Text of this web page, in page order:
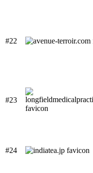
#22
#23
#24